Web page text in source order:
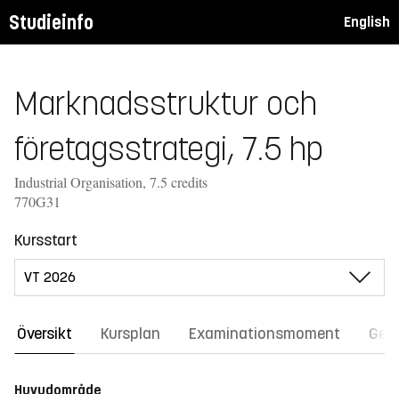
Studieinfo English
Marknadsstruktur och
företagsstrategi, 7.5 hp
Industrial Organisation, 7.5 credits
770G31
Kursstart
Översikt Kursplan Examinationsmoment
Huvudområde